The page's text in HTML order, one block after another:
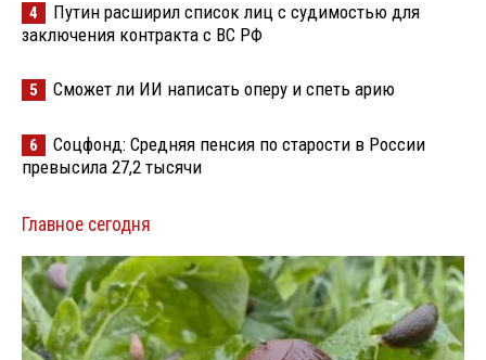
4
Путин расширил список лиц с судимостью для
заключения контракта с ВС РФ
5 Сможет ли ИИ написать оперу и спеть арию
6
Соцфонд: Средняя пенсия по старости в России
превысила 27,2 тысячи
Главное сегодня